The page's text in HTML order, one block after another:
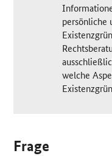
persönliche
welche
Frage